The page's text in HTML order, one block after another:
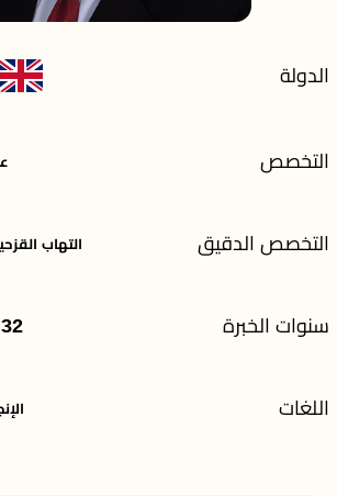
الدولة
التخصص
التخصص الدقيق التهاب
سنوات الخبرة 32
اللغات